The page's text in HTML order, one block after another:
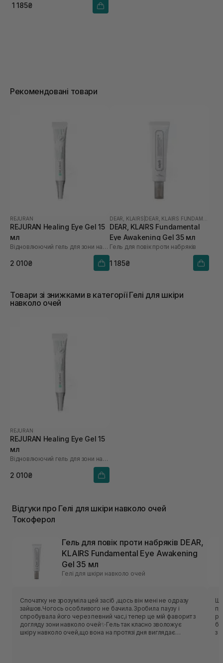
1 185₴
Рекомендовані товари
REJURAN
REJURAN Healing Eye Gel 15
мл
Відновлюючий гель для зони навколо очей
2 010₴
DEAR, KLAIRS DEAR, KLAIRS FUNDAMENTAL
DEAR, KLAIRS Fundamental
Eye Awakening Gel 35 мл
Гель для повік проти набряків
1 185₴
Товари зі знижками в категорії Гелі для шкіри
навколо очей
REJURAN
REJURAN Healing Eye Gel 15
мл
Відновлюючий гель для зони навколо очей
2 010₴
Відгуки про Гелі для шкіри навколо очей
Токоферол
Гель для повік проти набряків DEAR,
KLAIRS Fundamental Eye Awakening
Gel 35 мл
Гелі для шкіри навколо очей
Спочатку не зрозуміла цей засіб ,щось він мені не одразу
зайшов.Чогось особливого не бачила.Зробила паузу і
спробувала його через певний час,і тепер це мій фаворит з
догляду зони навколо очей✨Гель так класно зволожує
шкіру навколо очей,що вона на протязі дня виглядає
з